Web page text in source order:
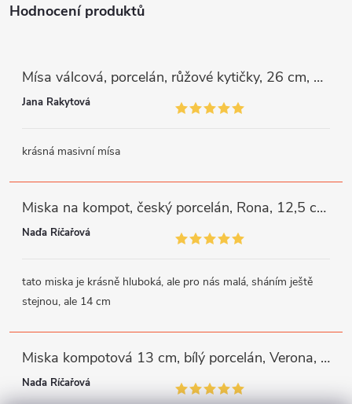
Hodnocení produktů
Mísa válcová, porcelán, růžové kytičky, 26 cm, G. Benedikt
Jana Rakytová
krásná masivní mísa
Miska na kompot, český porcelán, Rona, 12,5 cm, bílý, G. Benedikt
Naďa Říčařová
tato miska je krásně hluboká, ale pro nás malá, sháním ještě
stejnou, ale 14 cm
Miska kompotová 13 cm, bílý porcelán, Verona, G. Benedikt
Naďa Říčařová